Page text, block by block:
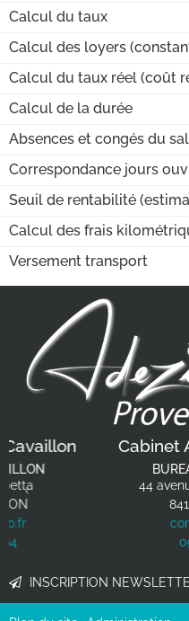
Calcul du taux
Calcul des loyers
Calcul du taux réel (coût
Calcul de la durée
Absences et congés du
Correspondance jours
Seuil de rentabilité
Calcul des frais
Versement transport
Cabinet ADEZIO
BUREAU DE LE
44 avenue Charles de
LE
09 70 80 99 64
Previous
INSCRIPTION